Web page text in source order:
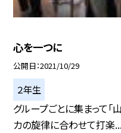
心を一つに
公開日 2021/10/29
２年生
グループごとに集まって「
カの旋律に合わせて打楽...